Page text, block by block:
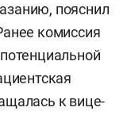
пояснил
комиссия
к вице-